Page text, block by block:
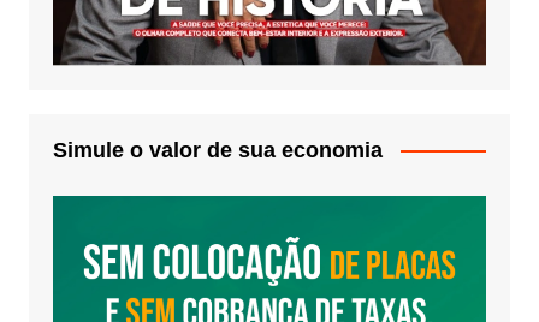
Simule o valor de sua economia